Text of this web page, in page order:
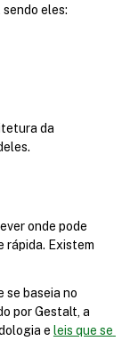
eles:
da
onde pode
rápida. Existem
se baseia no
por Gestalt, a
e leis que se